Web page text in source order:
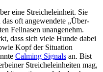
eine Streicheleinheit. Sie
oft angewendete „Über-
Fellnasen unangenehm.
dass sich viele Hunde dabei
Kopf der Situation
Calming Signals an. Bist
Streicheleinheiten mag,